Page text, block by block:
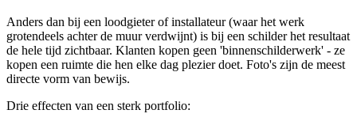
Anders dan bij een loodgieter of installateur (waar het werk
grotendeels achter de muur verdwijnt) is bij een schilder het resultaat
de hele tijd zichtbaar. Klanten kopen geen 'binnenschilderwerk' - ze
kopen een ruimte die hen elke dag plezier doet. Foto's zijn de meest
directe vorm van bewijs.
Drie effecten van een sterk portfolio: